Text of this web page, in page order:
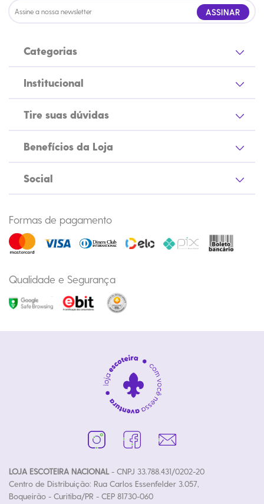
ASSINAR
Categorias
Institucional
Tire suas dúvidas
Benefícios da Loja
Social
Formas de pagamento
Qualidade e Segurança
LOJA ESCOTEIRA NACIONAL- CNPJ 33.788.431/0202-20
Centro de Distribuição: Rua Carlos Essenfelder 3.057,
Boqueirão - Curitiba/PR - CEP 81730-060